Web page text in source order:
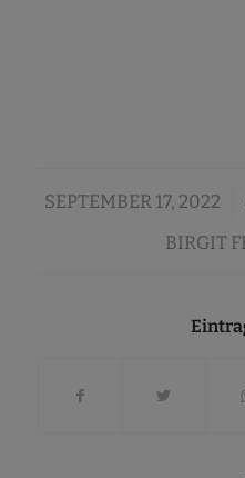
SEPTEMBER 17, 2022
/
BIRGIT